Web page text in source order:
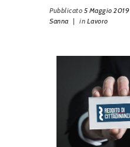
Pubblicato 5 Maggio 2019
Sanna | in Lavoro